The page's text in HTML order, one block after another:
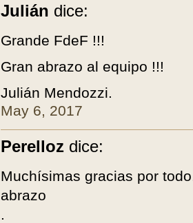
Julián dice:
Grande FdeF !!!
Gran abrazo al equipo !!!
Julián Mendozzi.
May 6, 2017
Perelloz dice:
Muchísimas gracias por
abrazo